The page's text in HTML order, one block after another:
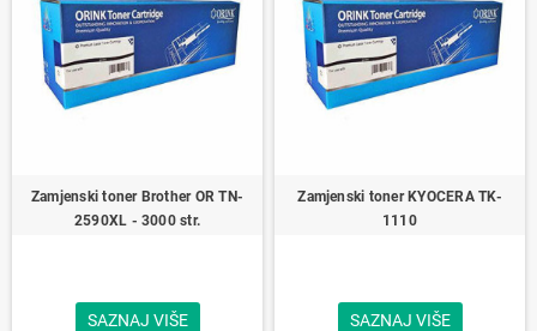
Zamjenski toner Brother OR TN-
2590XL - 3000 str.
SAZNAJ VIŠE
Zamjenski toner KYOCERA TK-
1110
SAZNAJ VIŠE